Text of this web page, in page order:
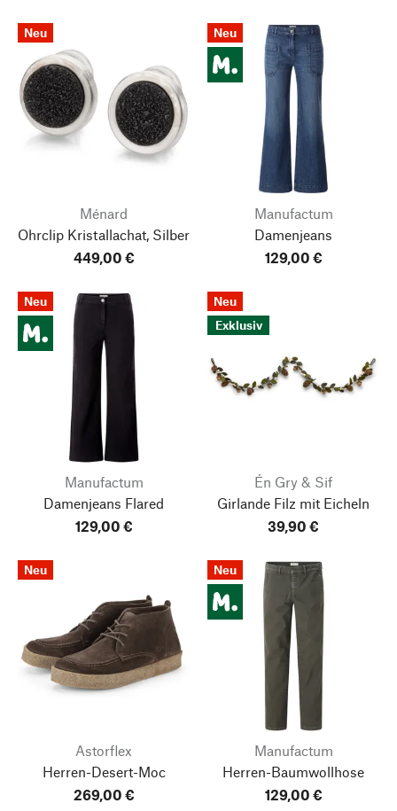
Neu
Ménard
Ohrclip Kristallachat, Silber
449,00 €
Neu
Manufactum
Damenjeans
129,00 €
Neu
Manufactum
Damenjeans Flared
129,00 €
Neu
Exklusiv
Én Gry & Sif
Girlande Filz mit Eicheln
39,90 €
Neu
Astorflex
Herren-Desert-Moc
269,00 €
Neu
Manufactum
Herren-Baumwollhose
129,00 €